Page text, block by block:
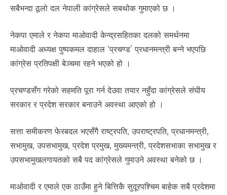
सबैभन्दा ठूलो दल नेपाली कांग्रेसले सबथोक गुमाएको छ ।
नेकपा एमाले र नेकपा माओवादी केन्द्रसहितका दलको समर्थनमा
माओवादी अध्यक्ष पुष्पकमल दाहाल ‘प्रचण्ड’ प्रधानमन्त्री बन्ने भएपछि
कांग्रेस प्रतिपक्षी बेञ्चमा रहने भएको हो ।
प्रचण्डसँग गरेको सहमति पूरा गर्न देउवा तयार नहुँदा कांग्रेसले संघीय
सरकार र प्रदेश सरकार बनाउने अवस्था आएको हो ।
सत्ता समीकरण फेरबदल भएसँगै राष्ट्रपति, उपराष्ट्रपति, प्रधानमन्त्री,
सभामुख, उपसभामुख, प्रदेश प्रमुख, मुख्यमन्त्री, प्रदेशसभाका सभामुख र
उपसभामुखलगायतको सबै पद कांग्रेसले गुमाउने अवस्था बनेको छ ।
माओवादी र एमाले एक ठाउँमा हुने बित्तिकै सुदूरपश्चिम बाहेक सबै प्रदेशमा